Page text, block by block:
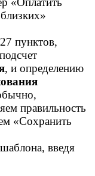
пунктов,
, и определению
правильность
«Сохранить
введя